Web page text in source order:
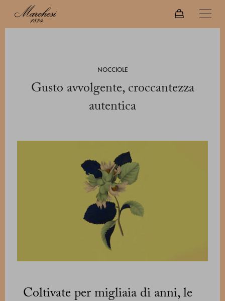
NOCCIOLE
Gusto avvolgente, croccantezza
autentica
Coltivate per migliaia di anni, le